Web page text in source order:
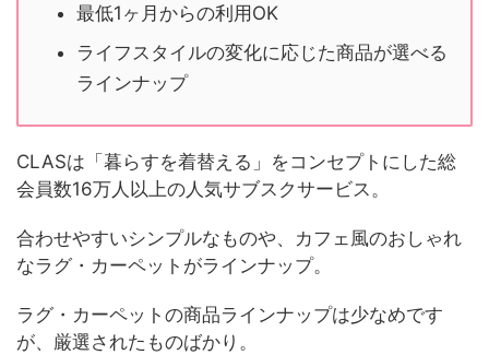
最低1ヶ月からの利用OK
ライフスタイルの変化に応じた商品が選べる
ラインナップ
CLASは「暮らすを着替える」をコンセプトにした総
会員数16万人以上の人気サブスクサービス。
合わせやすいシンプルなものや、カフェ風のおしゃれ
なラグ・カーペットがラインナップ。
ラグ・カーペットの商品ラインナップは少なめです
が、厳選されたものばかり。